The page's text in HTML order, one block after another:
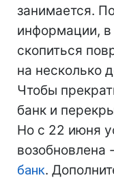
занимается.
информации,
скопиться
на несколько
Чтобы
банк и
Но с 22 июня
возобновлена
банк.